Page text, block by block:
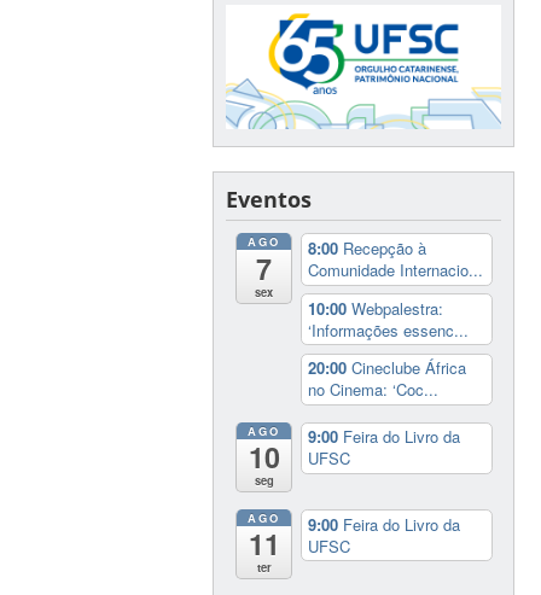
Eventos
AGO
7
sex
8:00 Recepção à
Comunidade Internacio...
10:00Webpalestra:
‘Informações essenc...
20:00Cineclube África
no Cinema: ‘Coc...
AGO
10
seg
9:00 Feira do Livro da
UFSC
AGO
11
ter
9:00 Feira do Livro da
UFSC